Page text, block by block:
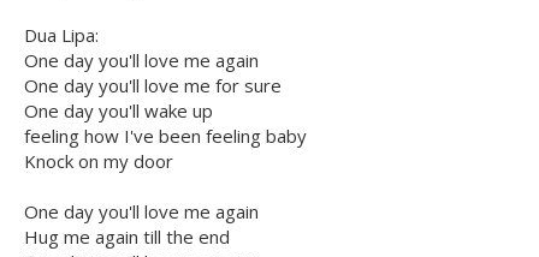
Dua Lipa:
One day you'll love me again
One day you'll love me for sure
One day you'll wake up
feeling how I've been feeling baby
Knock on my door
One day you'll love me again
Hug me again till the end